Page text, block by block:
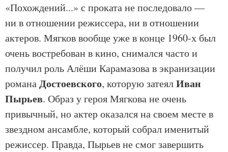
«Похождений...» с проката не последовало —
ни в отношении режиссера, ни в отношении
актеров. Мягков вообще уже в конце 1960-х был
очень востребован в кино, снимался часто и
получил роль Алёши Карамазова в экранизации
романаДостоевского, которую затеялИван
Пырьев. Образ у героя Мягкова не очень
привычный, но актер оказался на своем месте в
звездном ансамбле, который собрал именитый
режиссер. Правда, Пырьев не смог завершить